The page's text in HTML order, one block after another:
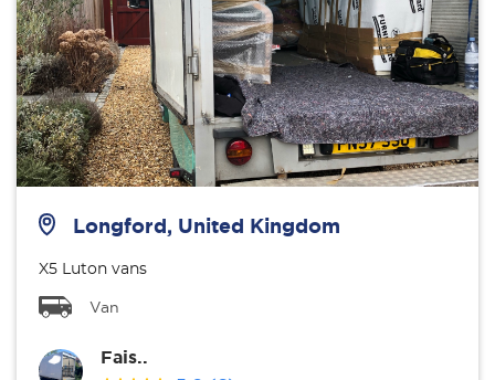
Longford, United Kingdom
X5 Luton vans
Van
Fais..